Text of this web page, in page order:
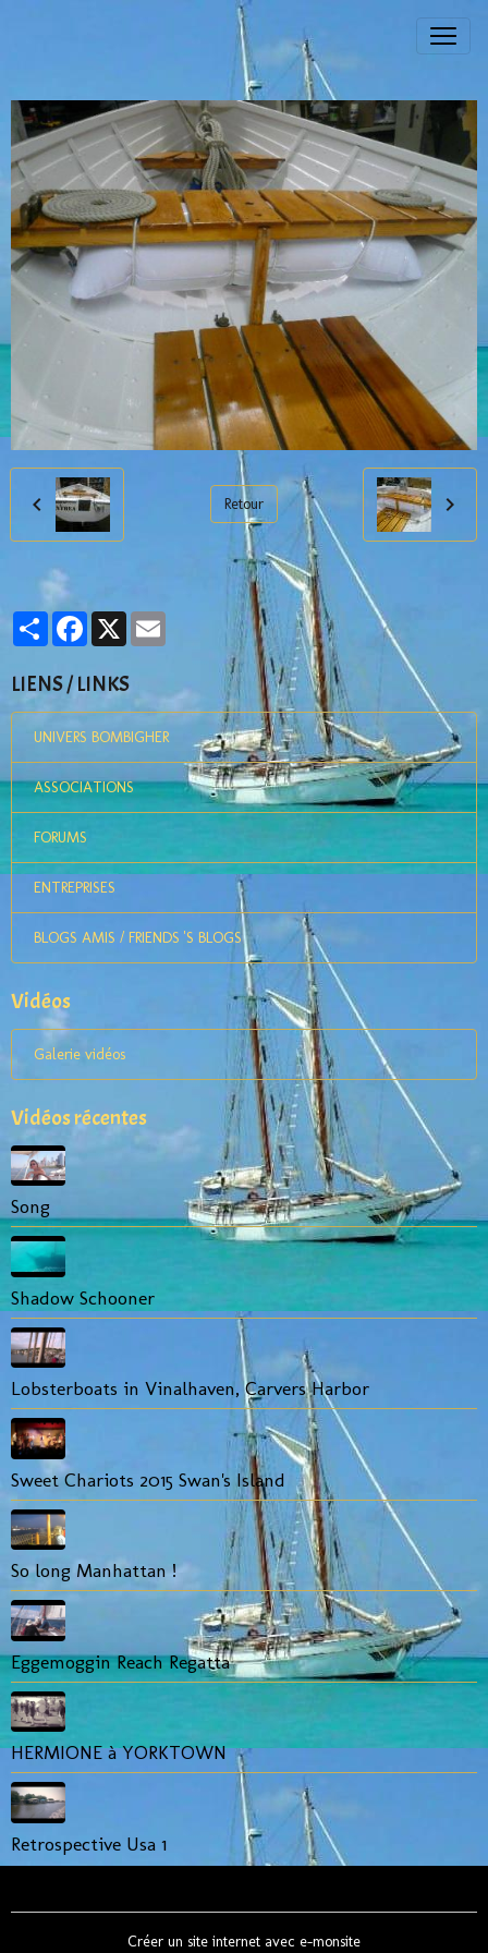
Retour
PartagerFacebook
X
LIENS / LINKS
UNIVERS BOMBIGHER
ASSOCIATIONS
FORUMS
ENTREPRISES
BLOGS AMIS / FRIENDS 'S BLOGS
Vidéos
Galerie vidéos
Vidéos récentes
Song
Shadow Schooner
Lobsterboats in Vinalhaven, Carvers Harbor
Sweet Chariots 2015 Swan's Island
So long Manhattan !
Eggemoggin Reach Regatta
HERMIONE à YORKTOWN
Retrospective Usa 1
Créer un site internet avec e-monsite